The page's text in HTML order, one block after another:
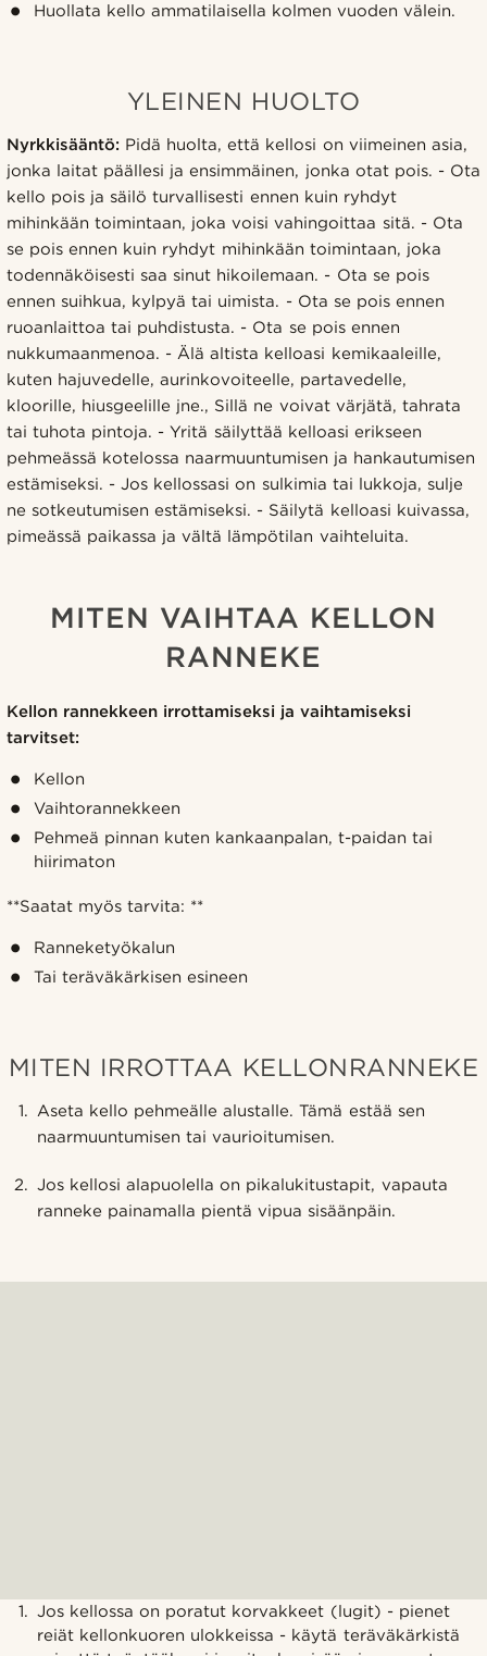
Huollata kello ammatilaisella kolmen vuoden välein.
YLEINEN HUOLTO
Nyrkkisääntö: Pidä huolta, että kellosi on viimeinen asia,
jonka laitat päällesi ja ensimmäinen, jonka otat pois. - Ota
kello pois ja säilö turvallisesti ennen kuin ryhdyt
mihinkään toimintaan, joka voisi vahingoittaa sitä. - Ota
se pois ennen kuin ryhdyt mihinkään toimintaan, joka
todennäköisesti saa sinut hikoilemaan. - Ota se pois
ennen suihkua, kylpyä tai uimista. - Ota se pois ennen
ruoanlaittoa tai puhdistusta. - Ota se pois ennen
nukkumaanmenoa. - Älä altista kelloasi kemikaaleille,
kuten hajuvedelle, aurinkovoiteelle, partavedelle,
kloorille, hiusgeelille jne., Sillä ne voivat värjätä, tahrata
tai tuhota pintoja. - Yritä säilyttää kelloasi erikseen
pehmeässä kotelossa naarmuuntumisen ja hankautumisen
estämiseksi. - Jos kellossasi on sulkimia tai lukkoja, sulje
ne sotkeutumisen estämiseksi. - Säilytä kelloasi kuivassa,
pimeässä paikassa ja vältä lämpötilan vaihteluita.
MITEN VAIHTAA KELLON
RANNEKE
Kellon rannekkeen irrottamiseksi ja vaihtamiseksi
tarvitset:
Kellon
Vaihtorannekkeen
Pehmeä pinnan kuten kankaanpalan, t-paidan tai
hiirimaton
**Saatat myös tarvita: **
Ranneketyökalun
Tai teräväkärkisen esineen
MITEN IRROTTAA KELLONRANNEKE
Aseta kello pehmeälle alustalle. Tämä estää sen
naarmuuntumisen tai vaurioitumisen.
Jos kellosi alapuolella on pikalukitustapit, vapauta
ranneke painamalla pientä vipua sisäänpäin.
Jos kellossa on poratut korvakkeet (lugit) - pienet
reiät kellonkuoren ulokkeissa - käytä teräväkärkistä